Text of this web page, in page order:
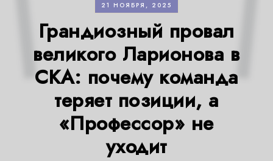
21 НОЯБРЯ, 2025
Грандиозный провал
великого Ларионова в
СКА: почему команда
теряет позиции, а
«Профессор» не
уходит